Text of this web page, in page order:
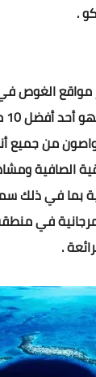
.
مواقع الغوص
من جميع
الصافية
بما في
في
.